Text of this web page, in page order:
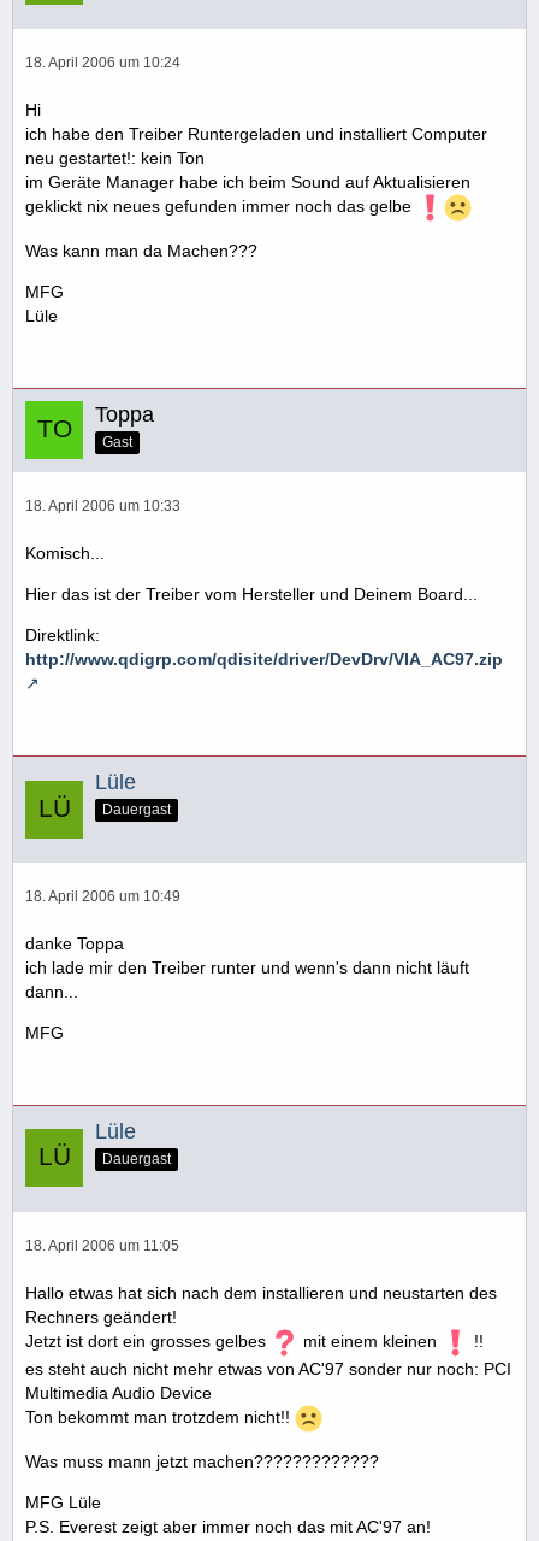
18. April 2006 um 10:24
Hi
ich habe den Treiber Runtergeladen und installiert Computer
neu gestartet!: kein Ton
im Geräte Manager habe ich beim Sound auf Aktualisieren
geklickt nix neues gefunden immer noch das gelbe
Was kann man da Machen???
MFG
Lüle
Toppa
Gast
18. April 2006 um 10:33
Komisch...
Hier das ist der Treiber vom Hersteller und Deinem Board...
Direktlink:
http://www.qdigrp.com/qdisite/driver/DevDrv/VIA_AC97.zip
Lüle
Dauergast
18. April 2006 um 10:49
danke Toppa
ich lade mir den Treiber runter und wenn's dann nicht läuft
dann...
MFG
Lüle
Dauergast
18. April 2006 um 11:05
Hallo etwas hat sich nach dem installieren und neustarten des
Rechners geändert!
Jetzt ist dort ein grosses gelbes
mit einem kleinen
!!
es steht auch nicht mehr etwas von AC'97 sonder nur noch: PCI
Multimedia Audio Device
Ton bekommt man trotzdem nicht!!
Was muss mann jetzt machen?????????????
MFG Lüle
P.S. Everest zeigt aber immer noch das mit AC'97 an!